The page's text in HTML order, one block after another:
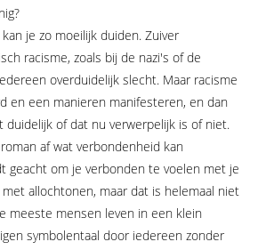
kan je zo moeilijk duiden. Zuiver
racisme, zoals bij de nazi's of de
overduidelijk slecht. Maar racisme
en een manieren manifesteren, en dan
duidelijk of dat nu verwerpelijk is of niet.
af wat verbondenheid kan
geacht om je verbonden te voelen met je
allochtonen, maar dat is helemaal niet
meeste mensen leven in een klein
symbolentaal door iedereen zonder